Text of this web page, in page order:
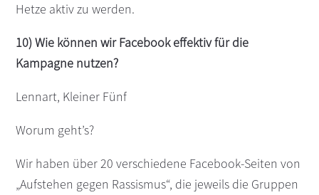
Hetze aktiv zu werden.
10) Wie können wir Facebook effektiv für die
Kampagne nutzen?
Lennart, Kleiner Fünf
Worum geht’s?
Wir haben über 20 verschiedene Facebook-Seiten von
„Aufstehen gegen Rassismus“, die jeweils die Gruppen